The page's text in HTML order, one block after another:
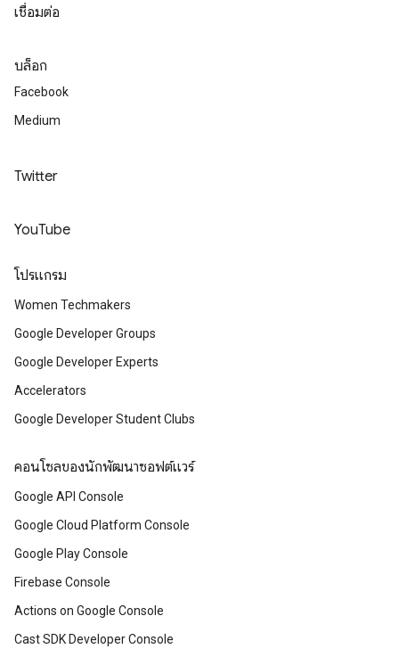
เชื่อมต่อ
บล็อก
Facebook
Medium
Twitter
YouTube
โปรแกรม
Women Techmakers
Google Developer Groups
Google Developer Experts
Accelerators
Google Developer Student Clubs
คอนโซลของนักพัฒนาซอฟต์แวร์
Google API Console
Google Cloud Platform Console
Google Play Console
Firebase Console
Actions on Google Console
Cast SDK Developer Console